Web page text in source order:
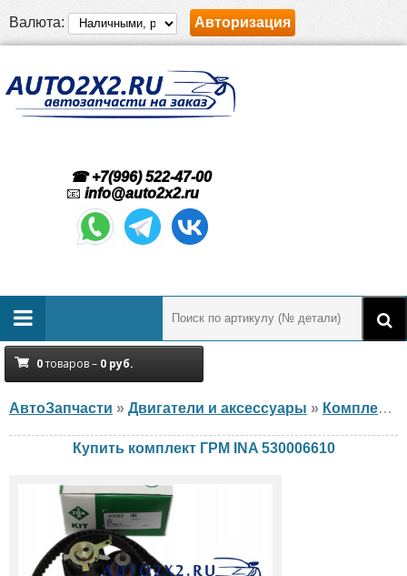
Валюта: Авторизация
☎ +7(996) 522-47-00
📧 info@auto2x2.ru
0товаров – 0 руб.
АвтоЗапчасти » Двигатели и аксессуары » Комплект ГРМ
Купить комплект ГРМ INA 530006610